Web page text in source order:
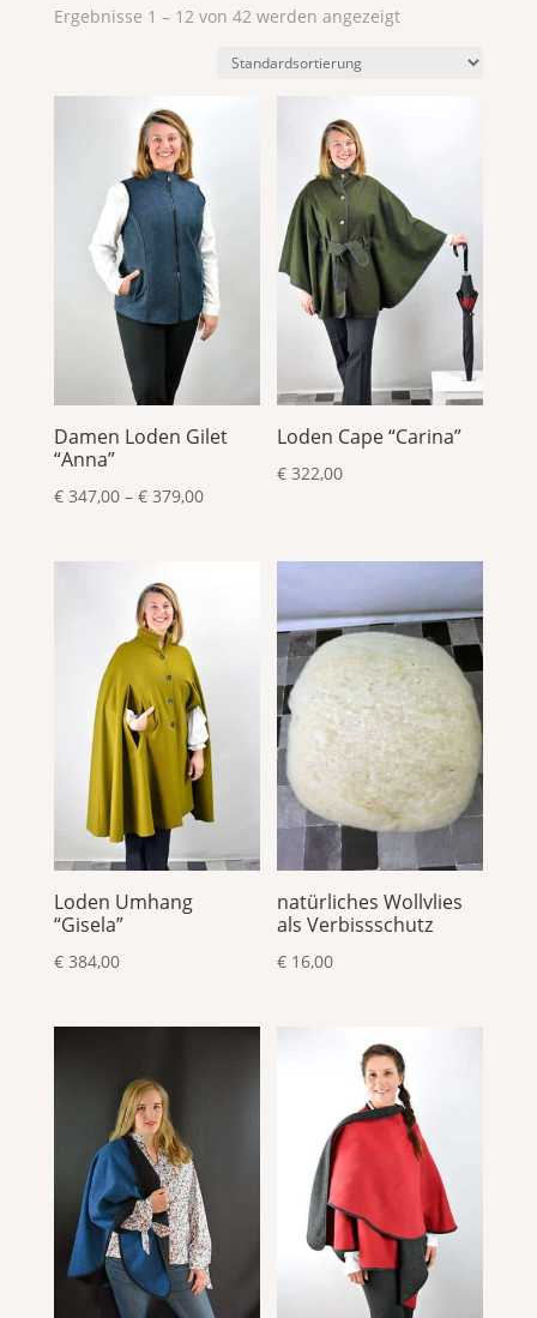
Ergebnisse 1 – 12 von 42 werden angezeigt
Damen Loden Gilet
“Anna”
€347,00 – €379,00Preisspanne:
Loden Cape “Carina”
€ 322,00
Loden Umhang
“Gisela”
€384,00
natürliches Wollvlies
als Verbissschutz
€ 16,00